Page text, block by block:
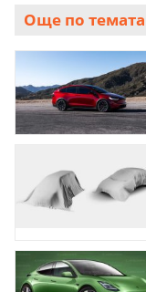
Още по